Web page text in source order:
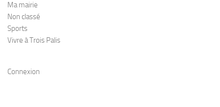
Ma mairie
Non classé
Sports
Vivre à Trois Palis
Connexion